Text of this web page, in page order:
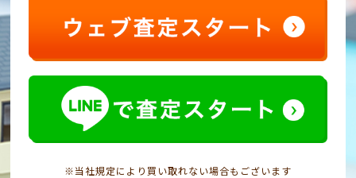
※当社規定により買い取れない場合もございます